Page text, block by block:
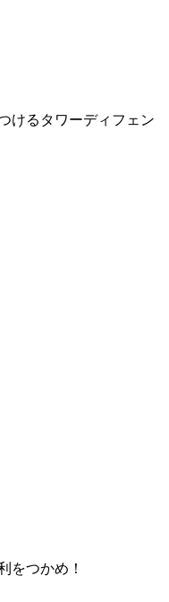
けるタワーディフェン
をつかめ！